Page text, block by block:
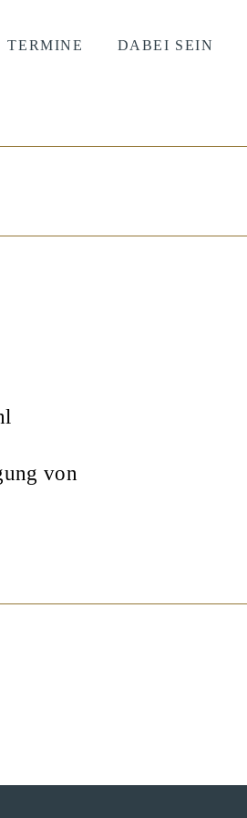
TERMINE DABEI SEIN
von